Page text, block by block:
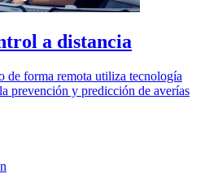
a distancia
de forma remota utiliza tecnología
prevención y predicción de averías